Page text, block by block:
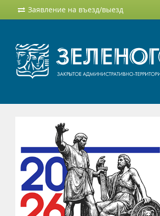
Заявление на въезд/выезд